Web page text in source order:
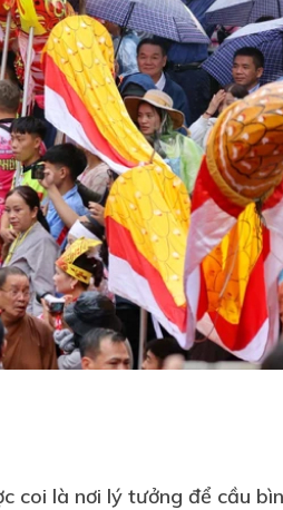
coi là nơi lý tưởng để cầu